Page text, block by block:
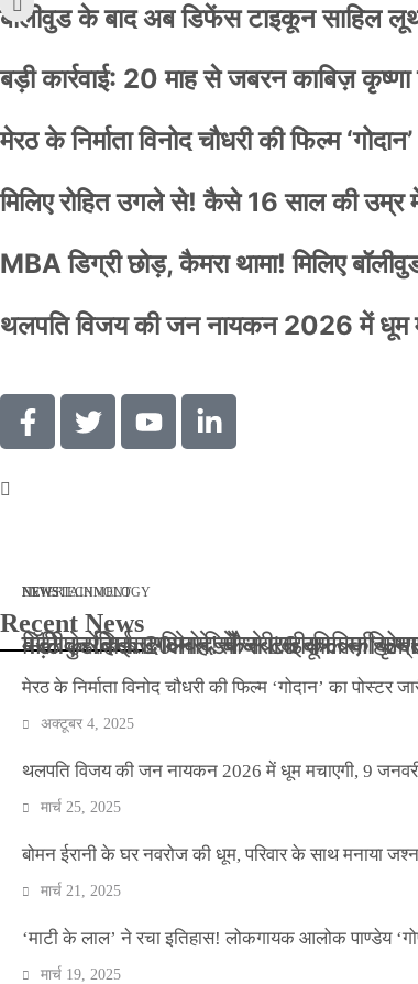
बॉलीवुड के बाद अब डिफेंस टाइकून साहिल
बड़ी कार्रवाई: 20 माह से जबरन काबिज़
मेरठ के निर्माता विनोद चौधरी की फिल्म
मिलिए रोहित उगले से! कैसे 16 साल की
MBA डिग्री छोड़, कैमरा थामा! मिलिए
थलपति विजय की जन नायकन 2026 में धूम
NEWS मार्च 2, 2026
बॉलीवुड के बाद अब डिफेंस टाइकून साहिल
NEWS जनवरी 29, 2026
बड़ी कार्रवाई: 20 माह से जबरन काबिज़
ENTERTAINMENT
मेरठ के निर्माता विनोद चौधरी की फिल्म
NEWSTECHNOLOGY
मिलिए रोहित उगले से! कैसे 16 साल की
Recent News
मेरठ के निर्माता विनोद चौधरी की फिल्म ‘गोदान’ का
अक्टूबर 4, 2025
थलपति विजय की जन नायकन 2026 में धूम मचाएगी, 9
मार्च 25, 2025
बोमन ईरानी के घर नवरोज की धूम, परिवार के साथ मनाया जश्न
मार्च 21, 2025
‘माटी के लाल’ ने रचा इतिहास! लोकगायक आलोक पाण्डेय
मार्च 19, 2025